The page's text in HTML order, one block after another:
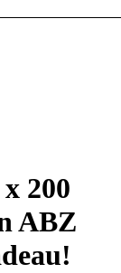
200
ABZ